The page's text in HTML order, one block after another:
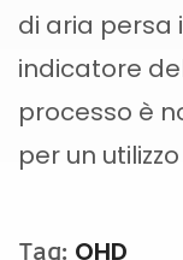
di aria persa
indicatore
processo è
per un
OHD